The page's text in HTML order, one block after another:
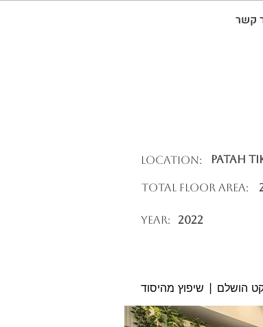
קשר
Patah
Location:
Total Floor Area:
2022
Year: